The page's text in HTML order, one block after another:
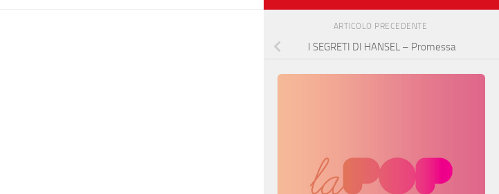
ARTICOLO PRECEDENTE
I SEGRETI DI HANSEL – Promessa